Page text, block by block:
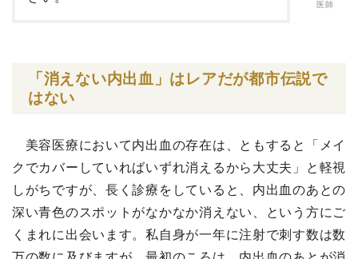
医師
「消えない内出血」はレアだが都市伝説で
はない
美容医療において内出血の存在は、ともすると「メイ
クでカバーしていればいずれ消えるから大丈夫」と軽視
しがちですが、長く診療をしていると、内出血のあとの
深い青色のスポットがなかなか消えない、という方にご
くまれに出会います。私自身が一年に注射で刺す数は数